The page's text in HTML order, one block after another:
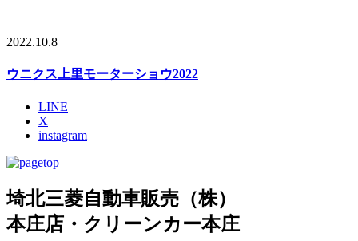
2022.10.8
ウニクス上里モーターショウ2022
LINE
X
instagram
埼北三菱自動車販売（株）
本庄店・クリーンカー本庄